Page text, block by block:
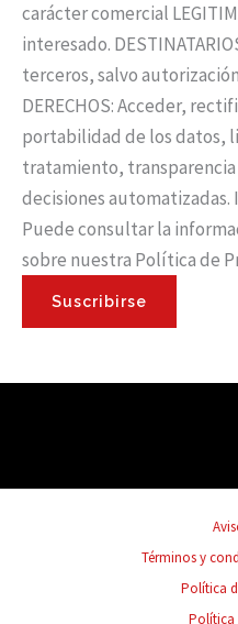
carácter comercial
interesado.
terceros, salvo
DERECHOS: Acceder,
portabilidad de los datos,
tratamiento, transparencia
decisiones automatizadas.
Puede consultar la
sobre nuestra Política de
Suscribirse
Términos y
Política
Política